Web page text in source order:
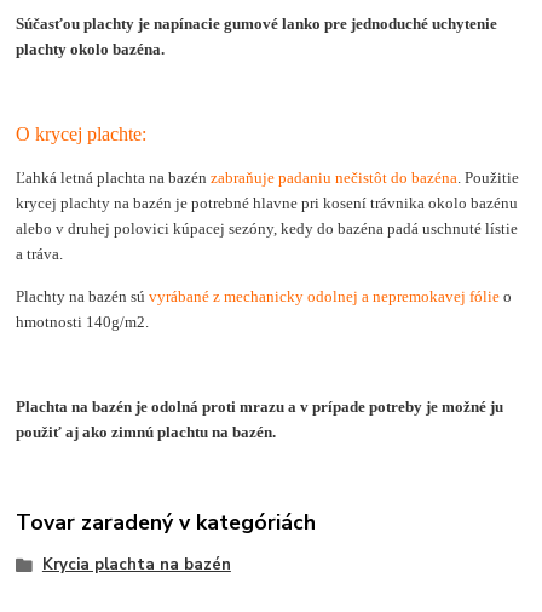
Súčasťou plachty je napínacie gumové lanko pre jednoduché uchytenie
plachty okolo bazéna.
O krycej plachte:
Ľahká letná plachta na bazénzabraňuje padaniu nečistôt do bazéna. Použitie
krycej plachty na bazén je potrebné hlavne pri kosení trávnika okolo bazénu
alebo v druhej polovici kúpacej sezóny, kedy do bazéna padá uschnuté lístie
a tráva.
Plachty na bazén súvyrábané z mechanicky odolnej a nepremokavej fólie o
hmotnosti 140g/m2.
Plachta na bazén je odolná proti mrazu a v prípade potreby je možné ju
použiť aj ako zimnú plachtu na bazén.
Tovar zaradený v kategóriách
Krycia plachta na bazén